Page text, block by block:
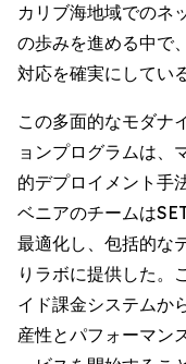
カリブ海地域でのネ
の歩みを進める中で
対応を確実にしている
この多面的なモダナ
ョンプログラムは、
的デプロイメント手
ベニアのチームは
最適化し、包括的な
りラボに提供した。
イド課金システムか
産性とパフォーマン